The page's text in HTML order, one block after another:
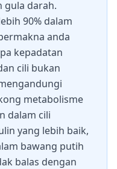
gula darah.
90% dalam
anda
kepadatan
cili bukan
metabolisme
dalam cili
yang lebih baik,
bawang putih
balas dengan